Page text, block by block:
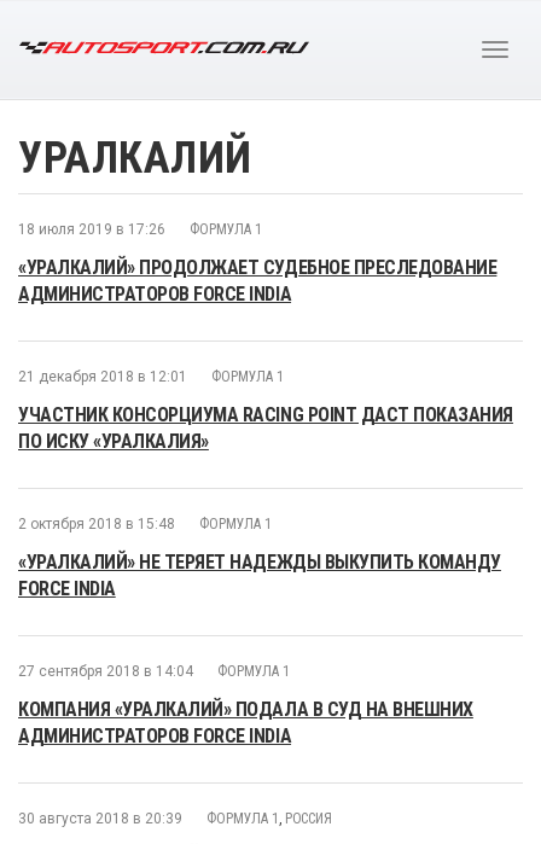
УРАЛКАЛИЙ
18 июля 2019 в 17:26 ФОРМУЛА 1
«УРАЛКАЛИЙ» ПРОДОЛЖАЕТ СУДЕБНОЕ ПРЕСЛЕДОВАНИЕ
АДМИНИСТРАТОРОВ FORCE INDIA
21 декабря 2018 в 12:01 ФОРМУЛА 1
УЧАСТНИК КОНСОРЦИУМА RACING POINT ДАСТ ПОКАЗАНИЯ
ПО ИСКУ «УРАЛКАЛИЯ»
2 октября 2018 в 15:48 ФОРМУЛА 1
«УРАЛКАЛИЙ» НЕ ТЕРЯЕТ НАДЕЖДЫ ВЫКУПИТЬ КОМАНДУ
FORCE INDIA
27 сентября 2018 в 14:04 ФОРМУЛА 1
КОМПАНИЯ «УРАЛКАЛИЙ» ПОДАЛА В СУД НА ВНЕШНИХ
АДМИНИСТРАТОРОВ FORCE INDIA
30 августа 2018 в 20:39 ФОРМУЛА 1 , РОССИЯ